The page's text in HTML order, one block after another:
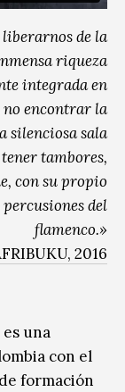
de la
riqueza
integrada en
encontrar la
silenciosa sala
tambores,
con su propio
del
flamenco.»
2016
es una
con el
formación